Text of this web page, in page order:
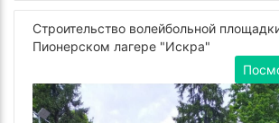
Строительство волейбольной
Пионерском лагере "Искра"